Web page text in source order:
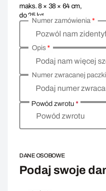
maks. 8 × 38 × 64 cm,
do 25 kg
Pozwól nam
Numer zamówienia*
Opis*
Podaj numer
Numer zwracanej paczki
Powód zwrotu*
Powód zwrotu
DANE OSOBOWE
Podaj swoje